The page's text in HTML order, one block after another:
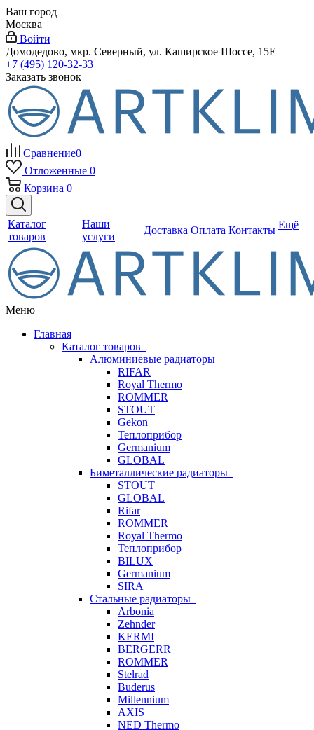
Ваш город
Москва
Войти
Домодедово, мкр. Северный, ул. Каширское Шоссе, 15Е
+7 (495) 120-32-33
Заказать звонок
Сравнение0
Отложенные 0
Корзина 0
Каталог
товаров
Наши
услуги
Доставка Оплата Контакты Ещё
Меню
Главная
Каталог товаров
Алюминиевые радиаторы
RIFAR
Royal Thermo
ROMMER
STOUT
Gekon
Теплоприбор
Germanium
GLOBAL
Биметаллические радиаторы
STOUT
GLOBAL
Rifar
ROMMER
Royal Thermo
Теплоприбор
BILUX
Germanium
SIRA
Стальные радиаторы
Arbonia
Zehnder
KERMI
BERGERR
ROMMER
Stelrad
Buderus
Millennium
AXIS
NED Thermo